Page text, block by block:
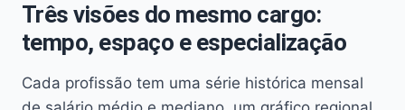
Três visões do mesmo cargo:
tempo, espaço e especialização
Cada profissão tem uma série histórica mensal